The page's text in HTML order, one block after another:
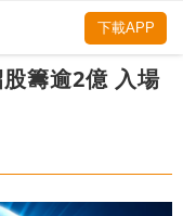
籌逾2億 入場
下載APP